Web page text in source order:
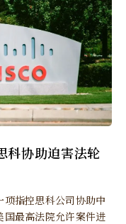
科协助迫害法轮
指控思科公司协助中
国最高法院允许案件进